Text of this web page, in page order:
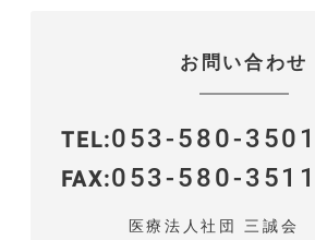
お問い合わせ
TEL 053-580-3501
FAX 053-580-3511
医療法人社団 三誠会